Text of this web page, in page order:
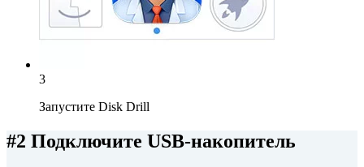
3
Запустите Disk Drill
#2 Подключите USB-накопитель